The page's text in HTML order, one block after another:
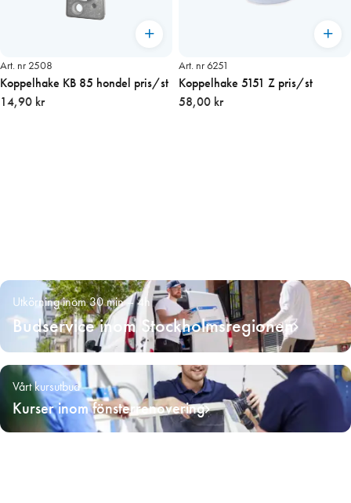
Art. nr 2508
Koppelhake KB 85 hondel pris/st
14,90 kr
Art. nr 6251
Koppelhake 5151 Z pris/st
58,00 kr
Utkörning inom 30 min – 4h
Budservice inom Stockholmsregionen
Vårt kursutbud
Kurser inom fönsterrenovering